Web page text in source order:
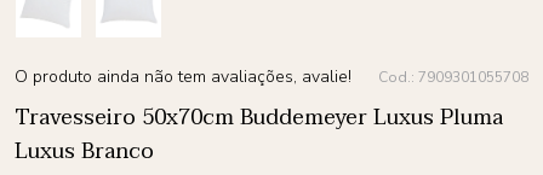
O produto ainda não tem avaliações, avalie! Cod.: 7909301055708
Travesseiro 50x70cm Buddemeyer Luxus Pluma
Luxus Branco